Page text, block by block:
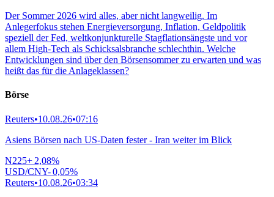
Der Sommer 2026 wird alles, aber nicht langweilig. Im
Anlegerfokus stehen Energieversorgung, Inflation, Geldpolitik
speziell der Fed, weltkonjunkturelle Stagflationsängste und vor
allem High-Tech als Schicksalsbranche schlechthin. Welche
Entwicklungen sind über den Börsensommer zu erwarten und was
heißt das für die Anlageklassen?
Börse
Reuters•10.08.26•07:16
Asiens Börsen nach US-Daten fester - Iran weiter im Blick
N225+ 2,08%
USD/CNY-0,05%
Reuters•10.08.26•03:34